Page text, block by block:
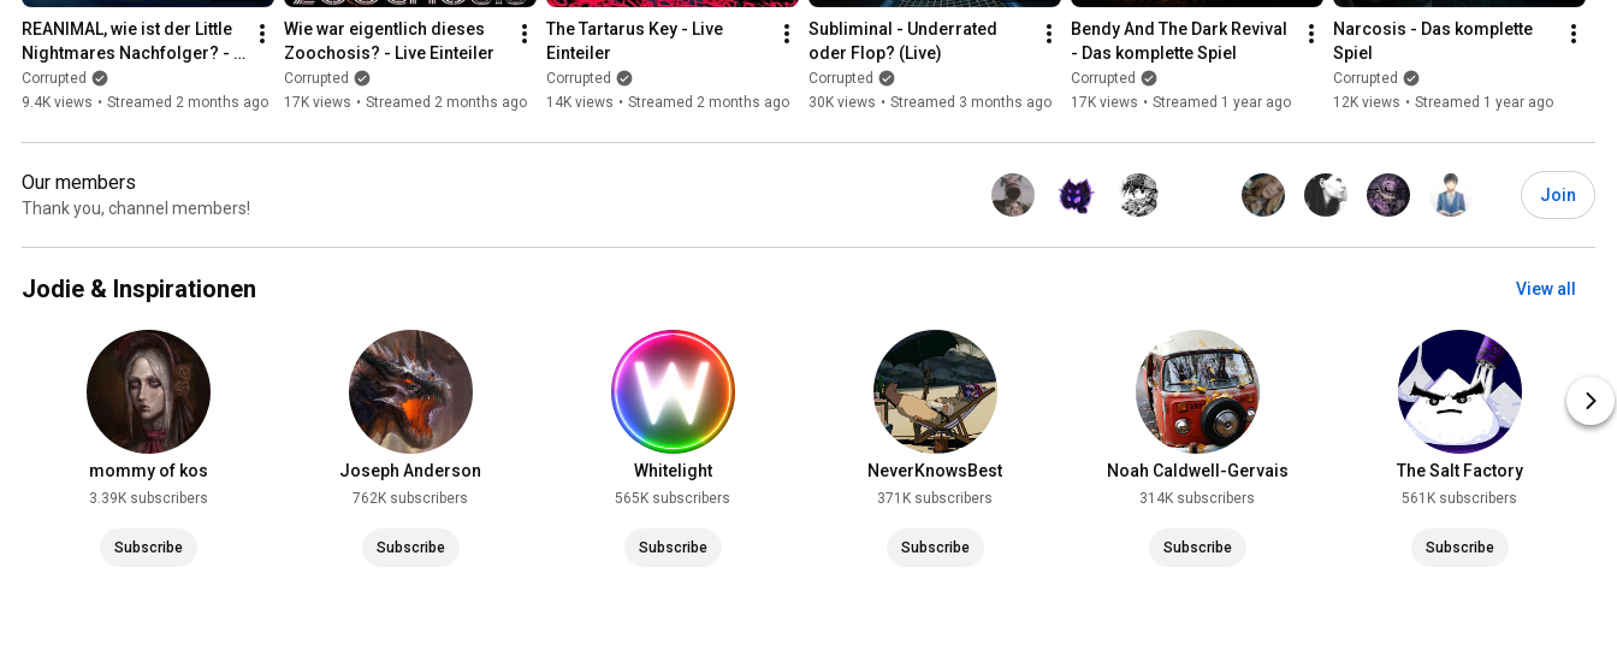
REANIMAL, wie ist der Little
Nightmares Nachfolger? -
Live Einteiler mit Jodie!
Corrupted
9.4K views • Streamed 2 months ago
Wie war eigentlich dieses
Zoochosis? - Live Einteiler
Corrupted
17K views • Streamed 2 months ago
The Tartarus Key - Live
Einteiler
Corrupted
14K views • Streamed 2 months ago
Subliminal - Underrated
oder Flop? (Live)
Corrupted
30K views • Streamed 3 months ago
Bendy And The Dark Revival
- Das komplette Spiel
Corrupted
17K views • Streamed 1 year ago
Narcosis - Das komplette
Spiel
Corrupted
12K views • Streamed 1 year ago
Our members
Thank you, channel members!
Join
Jodie & Inspirationen View all
mommy of kos
3.39K subscribers
Subscribe
Joseph Anderson
762K subscribers
Subscribe
Whitelight
565K subscribers
Subscribe
NeverKnowsBest
371K subscribers
Subscribe
Noah Caldwell-Gervais
314K subscribers
Subscribe
The Salt Factory
561K subscribers
Subscribe